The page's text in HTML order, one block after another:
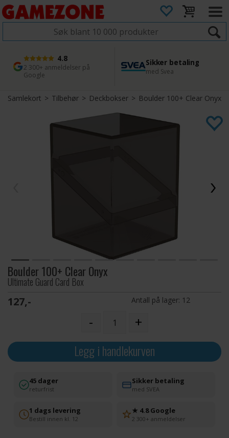
4.8
2 300+ anmeldelser på
Google
Sikker betaling
med Svea
1 dags levering
Bestill innen kl. 12
45 dager returfrist
Enkel retur
Samlekort>Tilbehør> Deckbokser> Boulder 100+ Clear Onyx
Boulder 100+ Clear Onyx
Ultimate Guard Card Box
127,- Antall på lager: 12
- +
Legg i handlekurven
45 dager
returfrist
Sikker betaling
med SVEA
1 dags levering
Bestill innen kl. 12
★ 4.8 Google
2 300+ anmeldelser